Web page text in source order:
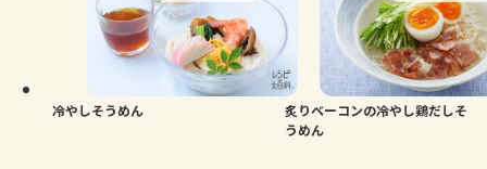
冷やしそうめん
炙りベーコンの冷やし鶏だしそ
うめん